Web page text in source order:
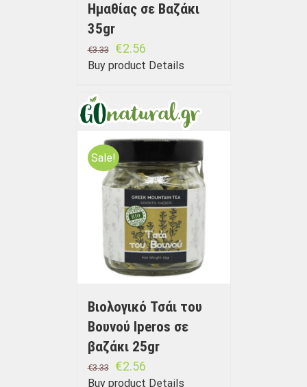
Ημαθίας σε Bαζάκι
35gr
€3.33 €2.56
Buy product Details
Sale!
Βιολογικό Τσάι του
Βουνού Iperos σε
βαζάκι 25gr
€3.33 €2.56
Buy product Details